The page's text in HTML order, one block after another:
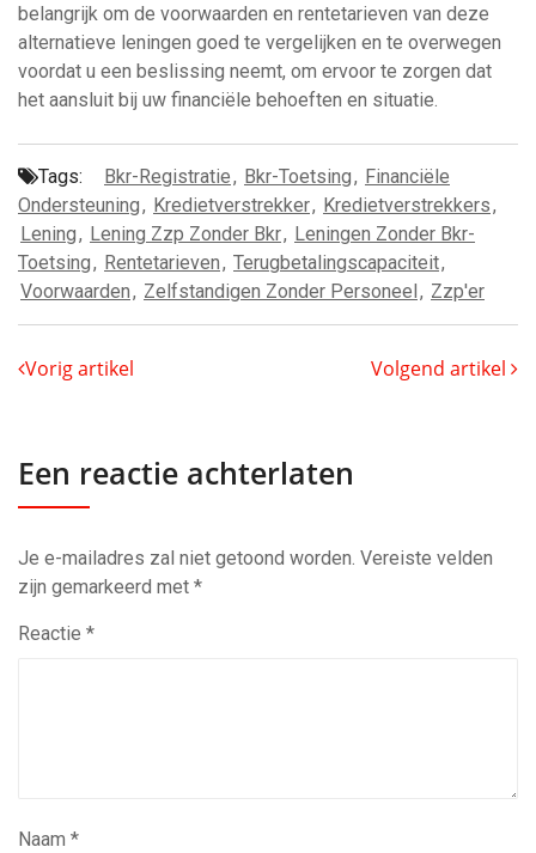
belangrijk om de voorwaarden en rentetarieven van deze
alternatieve leningen goed te vergelijken en te overwegen
voordat u een beslissing neemt, om ervoor te zorgen dat
het aansluit bij uw financiële behoeften en situatie.
Tags: Bkr-Registratie, Bkr-Toetsing, Financiële
Ondersteuning, Kredietverstrekker, Kredietverstrekkers,
Lening, Lening Zzp Zonder Bkr, Leningen Zonder Bkr-
Toetsing, Rentetarieven, Terugbetalingscapaciteit,
Voorwaarden, Zelfstandigen Zonder Personeel , Zzp'er
Vorig artikel Volgend artikel
Een reactie achterlaten
Je e-mailadres zal niet getoond worden. Vereiste velden
zijn gemarkeerd met *
Reactie *
Naam *